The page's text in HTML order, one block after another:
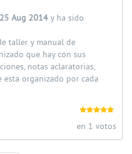
25 Aug 2014 y ha sido
taller y manual de
que hay con sus
notas aclaratorias,
esta organizado por cada
en 1 votos